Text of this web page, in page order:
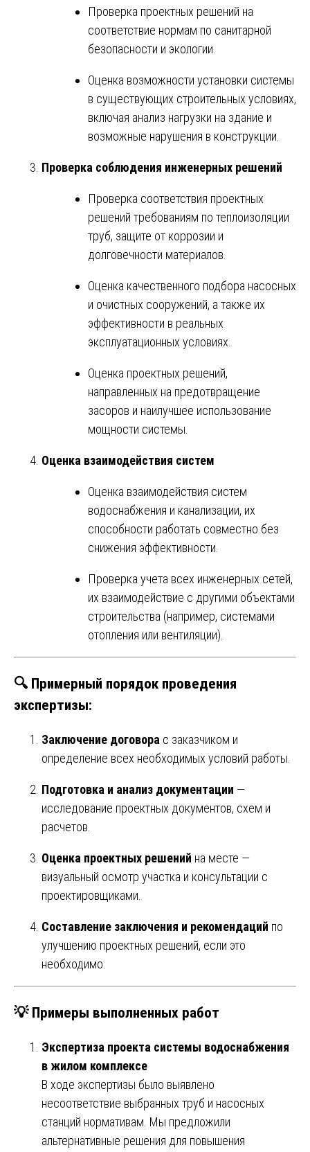
Проверка проектных решений на
соответствие нормам по санитарной
безопасности и экологии.
Оценка возможности установки системы
в существующих строительных условиях,
включая анализ нагрузки на здание и
возможные нарушения в конструкции.
Проверка соблюдения инженерных решений
Проверка соответствия проектных
решений требованиям по теплоизоляции
труб, защите от коррозии и
долговечности материалов.
Оценка качественного подбора насосных
и очистных сооружений, а также их
эффективности в реальных
эксплуатационных условиях.
Оценка проектных решений,
направленных на предотвращение
засоров и наилучшее использование
мощности системы.
Оценка взаимодействия систем
Оценка взаимодействия систем
водоснабжения и канализации, их
способности работать совместно без
снижения эффективности.
Проверка учета всех инженерных сетей,
их взаимодействие с другими объектами
строительства (например, системами
отопления или вентиляции).
🔍 Примерный порядок проведения
экспертизы:
Заключение договора с заказчиком и
определение всех необходимых условий работы.
Подготовка и анализ документации —
исследование проектных документов, схем и
расчетов.
Оценка проектных решений на месте —
визуальный осмотр участка и консультации с
проектировщиками.
Составление заключения и рекомендаций по
улучшению проектных решений, если это
необходимо.
💡 Примеры выполненных работ
Экспертиза проекта системы водоснабжения
в жилом комплексе
В ходе экспертизы было выявлено
несоответствие выбранных труб и насосных
станций нормативам. Мы предложили
альтернативные решения для повышения